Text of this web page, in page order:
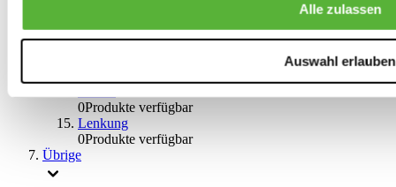
Alle zulassen
Auswahl erlauben
Handbremsen
0Produkte verfügbar
0Produkte verfügbar
Lenkung
0Produkte verfügbar
Übrige